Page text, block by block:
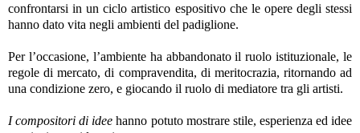
confrontarsi in un ciclo artistico espositivo che le opere degli stessi
hanno dato vita negli ambienti del padiglione.
Per l’occasione, l’ambiente ha abbandonato il ruolo istituzionale, le
regole di mercato, di compravendita, di meritocrazia, ritornando ad
una condizione zero, e giocando il ruolo di mediatore tra gli artisti.
I compositori di idee hanno potuto mostrare stile, esperienza ed idee